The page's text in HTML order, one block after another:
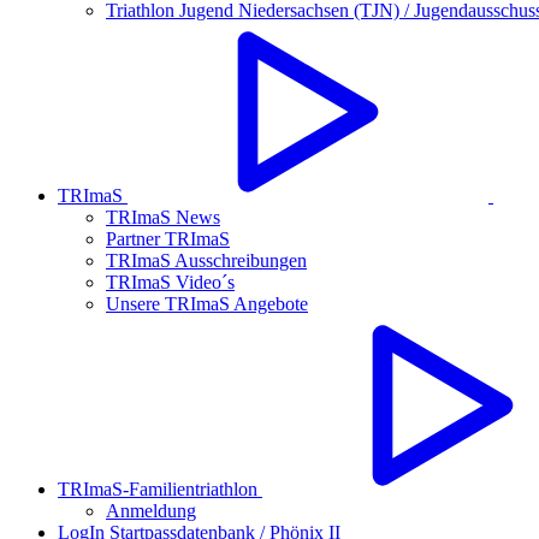
Triathlon Jugend Niedersachsen (TJN) /
TRImaS
TRImaS News
Partner TRImaS
TRImaS Ausschreibungen
TRImaS Video´s
Unsere TRImaS Angebote
TRImaS-Familientriathlon
Anmeldung
LogIn Startpassdatenbank / Phönix II